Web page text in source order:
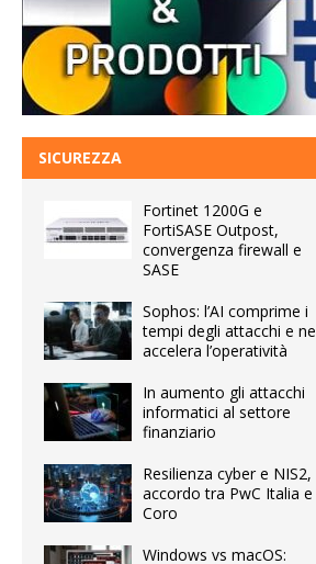
SICUREZZA
Fortinet 1200G e
FortiSASE Outpost,
convergenza firewall e
SASE
Sophos: l’AI comprime i
tempi degli attacchi e ne
accelera l’operatività
In aumento gli attacchi
informatici al settore
finanziario
Resilienza cyber e NIS2,
accordo tra PwC Italia e
Coro
Windows vs macOS: